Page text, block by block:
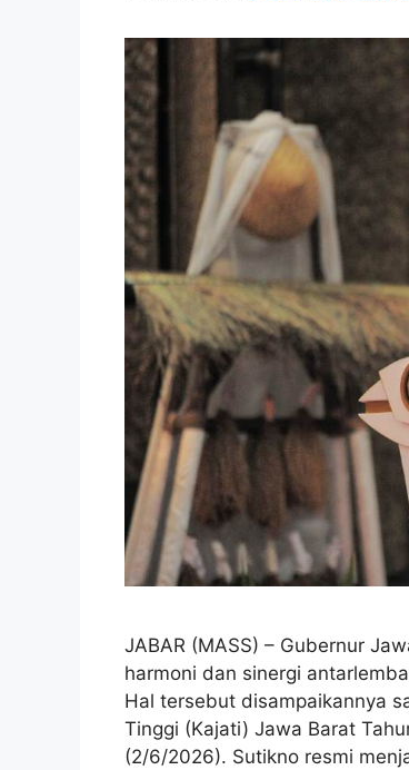
JABAR (MASS) – Gubernur
harmoni dan sinergi
Hal tersebut disampaikannya
Tinggi (Kajati) Jawa Barat
(2/6/2026). Sutikno resmi